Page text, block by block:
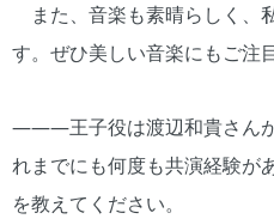
また、音楽も素晴らしく、
す。ぜひ美しい音楽にもご注
―――王子役は渡辺和貴さん
れまでにも何度も共演経験が
を教えてください。